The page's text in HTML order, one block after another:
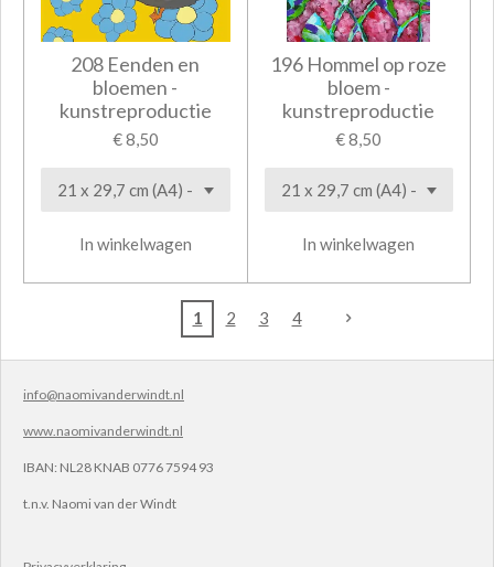
208 Eenden en
bloemen -
kunstreproductie
€ 8,50
In winkelwagen
196 Hommel op roze
bloem -
kunstreproductie
€ 8,50
In winkelwagen
1 2 3 4
info@naomivanderwindt.nl
www.naomivanderwindt.nl
IBAN: NL28 KNAB 0776 7594 93
t.n.v. Naomi van der Windt